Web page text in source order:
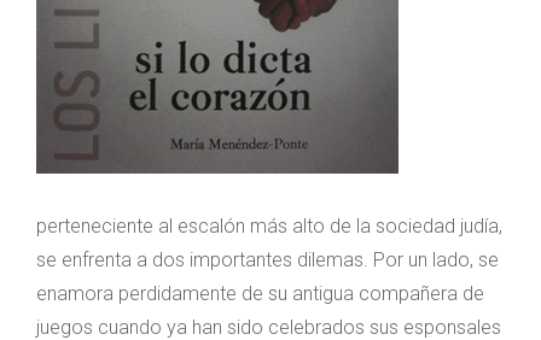
perteneciente al escalón más alto de la sociedad judía,
se enfrenta a dos importantes dilemas. Por un lado, se
enamora perdidamente de su antigua compañera de
juegos cuando ya han sido celebrados sus esponsales